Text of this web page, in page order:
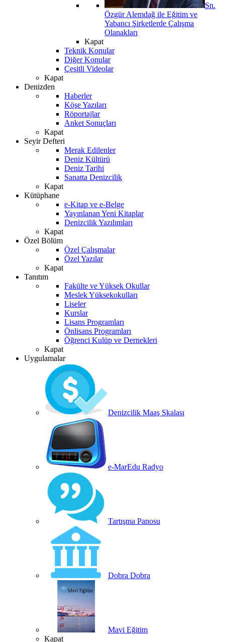
Sn.
Özgür Alemdağ ile Eğitim ve
Yabancı Şirketlerde Çalışma
Olanakları
Kapat
Teknik Konular
Diğer Konular
Çeşitli Videolar
Kapat
Denizden
Haberler
Köşe Yazıları
Röportajlar
Anket Sonuçları
Kapat
Seyir Defteri
Merak Edilenler
Deniz Kültürü
Deniz Tarihi
Sanatta Denizcilik
Kapat
Kütüphane
e-Kitap ve e-Belge
Yayınlanan Yeni Kitaplar
Denizcilik Yazılımları
Kapat
Özel Bölüm
Özel Çalışmalar
Özel Yazılar
Kapat
Tanıtım
Fakülte ve Yüksek Okullar
Meslek Yüksekokulları
Liseler
Kurslar
Lisans Programları
Önlisans Programları
Öğrenci Kulüp ve Dernekleri
Kapat
Uygulamalar
Denizcilik Maaş Skalası
e-MarEdu Radyo
Tartışma Panosu
Dobra Dobra
Mavi Eğitim
Kapat